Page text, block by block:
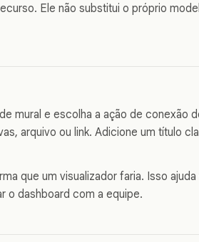
Ele não substitui o próprio
mural e escolha a ação de conexão
arquivo ou link. Adicione um título
que um visualizador faria. Isso
o dashboard com a equipe.